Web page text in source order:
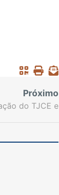
Próximo
do TJCE e